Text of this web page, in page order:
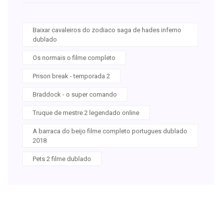
Baixar cavaleiros do zodiaco saga de hades inferno
dublado
Os normais o filme completo
Prison break - temporada 2
Braddock - o super comando
Truque de mestre 2 legendado online
A barraca do beijo filme completo portugues dublado
2018
Pets 2 filme dublado